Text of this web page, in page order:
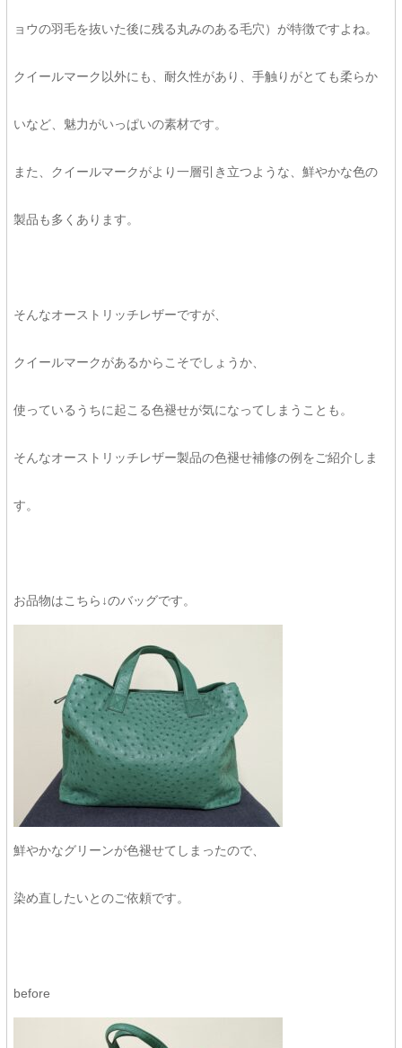
ョウの羽毛を抜いた後に残る丸みのある毛穴）が特徴ですよね。
クイールマーク以外にも、耐久性があり、手触りがとても柔らか
いなど、魅力がいっぱいの素材です。
また、クイールマークがより一層引き立つような、鮮やかな色の
製品も多くあります。
そんなオーストリッチレザーですが、
クイールマークがあるからこそでしょうか、
使っているうちに起こる色褪せが気になってしまうことも。
そんなオーストリッチレザー製品の色褪せ補修の例をご紹介しま
す。
お品物はこちら↓のバッグです。
鮮やかなグリーンが色褪せてしまったので、
染め直したいとのご依頼です。
before